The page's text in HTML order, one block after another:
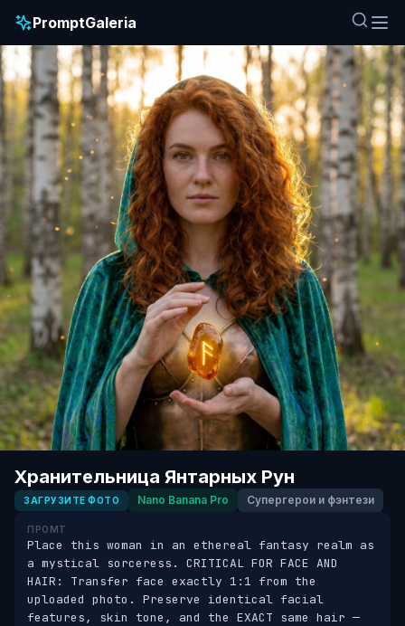
PromptGaleria
Хранительница Янтарных Рун
ЗАГРУЗИТЕ ФОТО Nano Banana Pro Супергерои и фэнтези
ПРОМТ
Place this woman in an ethereal fantasy realm as
a mystical sorceress. CRITICAL FOR FACE AND
HAIR: Transfer face exactly 1:1 from the
uploaded photo. Preserve identical facial
features, skin tone, and the EXACT same hair —